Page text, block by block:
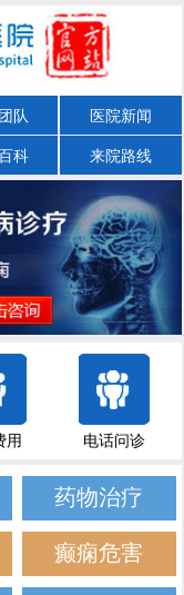
队 医院新闻
科 来院路线
用 电话问诊
药物治疗
癫痫危害